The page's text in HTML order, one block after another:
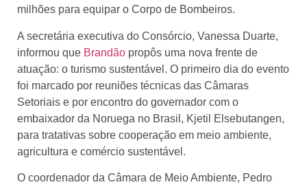
milhões para equipar o Corpo de Bombeiros.
A secretária executiva do Consórcio, Vanessa Duarte,
informou que Brandão propôs uma nova frente de
atuação: o turismo sustentável. O primeiro dia do evento
foi marcado por reuniões técnicas das Câmaras
Setoriais e por encontro do governador com o
embaixador da Noruega no Brasil, Kjetil Elsebutangen,
para tratativas sobre cooperação em meio ambiente,
agricultura e comércio sustentável.
O coordenador da Câmara de Meio Ambiente, Pedro